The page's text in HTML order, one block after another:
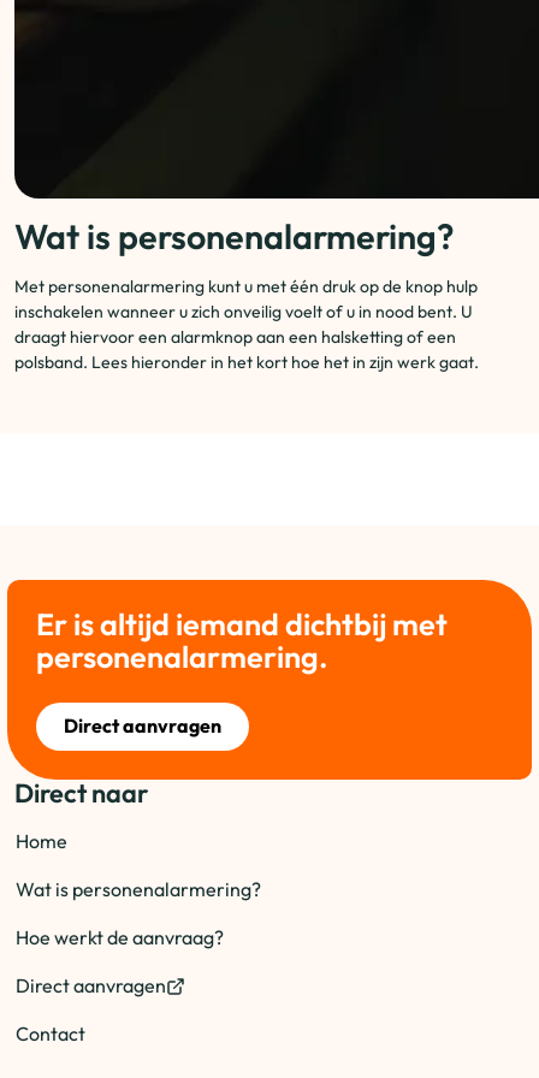
Wat is personenalarmering?
Met personenalarmering kunt u met één druk op de knop hulp
inschakelen wanneer u zich onveilig voelt of u in nood bent. U
draagt hiervoor een alarmknop aan een halsketting of een
polsband. Lees hieronder in het kort hoe het in zijn werk gaat.
Er is altijd iemand dichtbij met
personenalarmering.
Direct aanvragen
Direct naar
Home
Wat is personenalarmering?
Hoe werkt de aanvraag?
Direct aanvragen
Contact